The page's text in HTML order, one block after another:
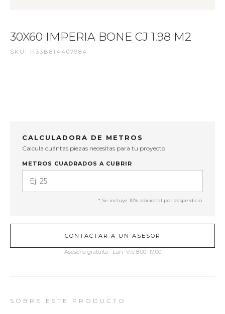
30X60 IMPERIA BONE CJ 1.98 M2
SKU: 1133B814407984
CALCULADORA DE METROS
Calcula cuántas piezas necesitas para tu proyecto.
METROS CUADRADOS A CUBRIR
* Se incluye 10% adicional por desperdicio.
CONTACTAR A UN ASESOR
Asesoría gratuita · Lun–Vie 8:00–17:00
SOBRE ESTE PRODUCTO